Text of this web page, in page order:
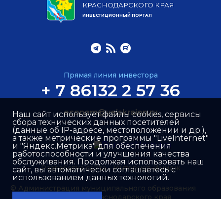
КРАСНОДАРСКОГО КРАЯ
ИНВЕСТИЦИОННЫЙ ПОРТАЛ
Прямая линия инвестора
+ 7 86132 2 57 36
econom@yeiskraion.ru
© Администрация муниципального образования
Ейский район Краснодарского края
Разработка сайта –Интернет-Имидж
Наш сайт использует файлы cookies, сервисы
сбора технических данных посетителей
(данные об IP-адресе, местоположении и др.),
а также метрические программы "LiveInternet"
и "Яндекс.Метрика" для обеспечения
работоспособности и улучшения качества
обслуживания. Продолжая использовать наш
сайт, вы автоматически соглашаетесь с
использованием данных технологий.